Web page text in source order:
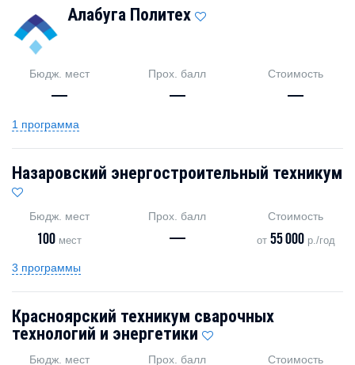
Алабуга Политех
Бюдж. мест
—
Прох. балл
—
Стоимость
—
1 программа
Назаровский энергостроительный техникум
Бюдж. мест
100 мест
Прох. балл
—
Стоимость
от 55 000р./год
3 программы
Красноярский техникум сварочных
технологий и энергетики
Бюдж. мест Прох. балл Стоимость